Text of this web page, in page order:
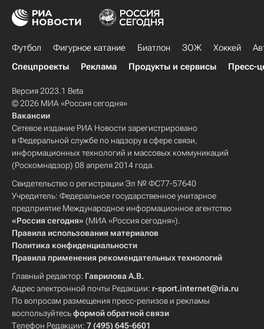
Футбол Фигурное катание Биатлон ЗОЖ Хоккей
Спецпроекты
Реклама Продукты и сервисы Пресс-
Версия 2023.1 Beta
© 2026 МИА «Россия сегодня»
Вакансии
Сетевое издание РИА Новости зарегистрировано
в Федеральной службе по надзору в сфере связи,
информационных технологий и массовых коммуникаций
(Роскомнадзор) 08 апреля 2014 года.
Свидетельство о регистрации Эл № ФС77-57640
Учредитель: Федеральное государственное унитарное
предприятие Международное информационное агентство
«Россия сегодня» (МИА «Россия сегодня»).
Правила использования материалов
Политика конфиденциальности
Правила применения рекомендательных технологий
Главный редактор: Гаврилова А.В.
Адрес электронной почты Редакции: r-sport.internet@ria.ru
По вопросам размещения пресс-релизов и рекламы
воспользуйтесьформой обратной связи
Телефон Редакции: 7 (495) 645-6601